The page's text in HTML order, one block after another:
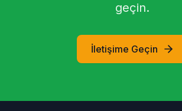
geçin.
İletişime Geçin